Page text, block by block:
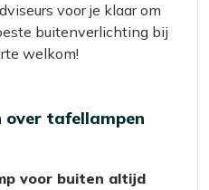
voor je klaar om
buitenverlichting bij
welkom!
over tafellampen
voor buiten altijd